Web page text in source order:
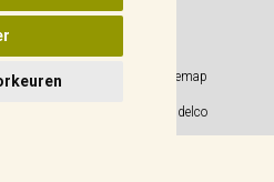
Sitemap
© 2026 Weidelco